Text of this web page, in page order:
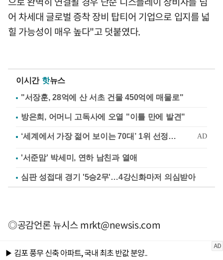
어 차세대 글로벌 증착 장비 탑티어 기업으로 입지를 넓
힐 가능성이 매우 높다"고 덧붙였다.
이시간 핫뉴스
"서장훈, 28억에 산 서초 건물 450억에 매물로"
방은희, 어머니 고독사에 오열 "이틀 만에 발견"
'서준맘' 박세미, 연하 남친과 열애
심판 성접대 경기 '5승2무'…4강신화마저 의심받아
◎공감언론 뉴시스mrkt@newsis.com